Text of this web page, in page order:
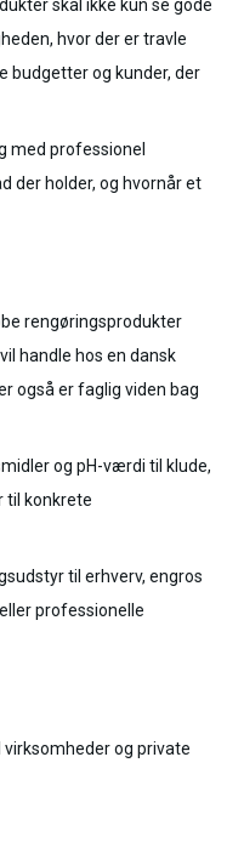
skal ikke kun se gode
hvor der er travle
budgetter og kunder, der
med professionel
der holder, og hvornår et
rengøringsprodukter
handle hos en dansk
også er faglig viden bag
og pH-værdi til klude,
til konkrete
til erhverv, engros
professionelle
og private